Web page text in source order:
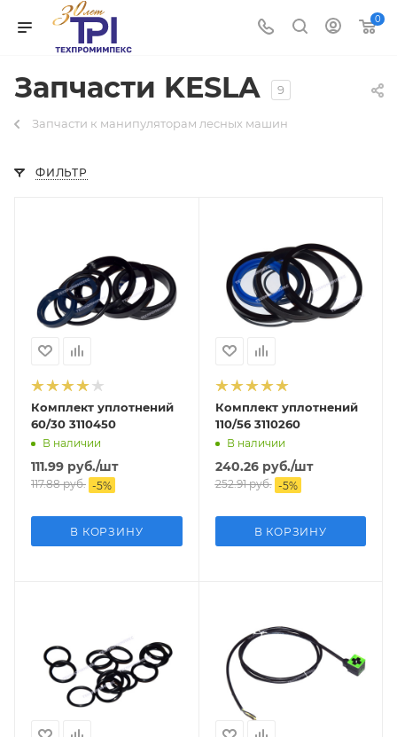
0
Запчасти KESLA 9
Запчасти к манипуляторам лесных машин
ФИЛЬТР
Комплект уплотнений
60/30 3110450
В наличии
111.99 руб./шт
117.88руб. -5%
В КОРЗИНУ
Комплект уплотнений
110/56 3110260
В наличии
240.26руб./шт
252.91руб. -5%
В КОРЗИНУ